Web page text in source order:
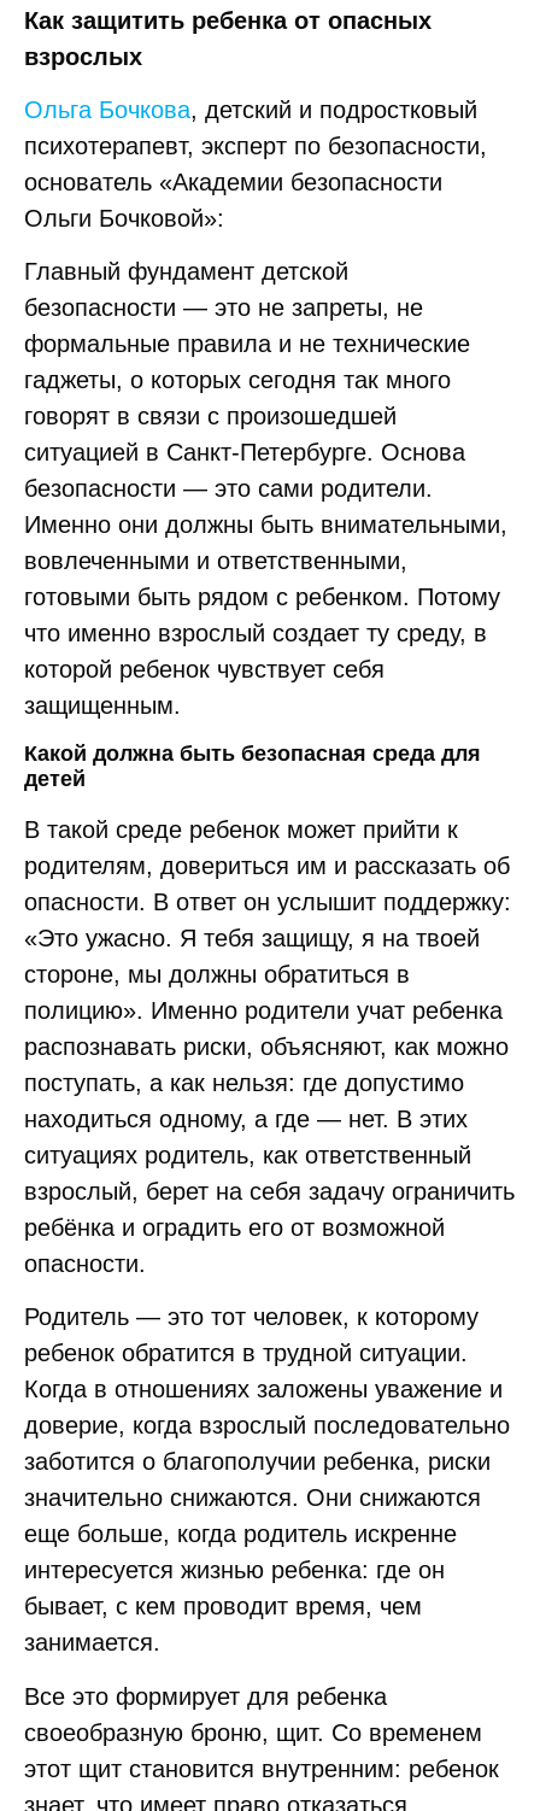
Как защитить ребенка от опасных
взрослых
Ольга Бочкова, детский и подростковый
психотерапевт, эксперт по безопасности,
основатель «Академии безопасности
Ольги Бочковой»:
Главный фундамент детской
безопасности — это не запреты, не
формальные правила и не технические
гаджеты, о которых сегодня так много
говорят в связи с произошедшей
ситуацией в Санкт‑Петербурге. Основа
безопасности — это сами родители.
Именно они должны быть внимательными,
вовлеченными и ответственными,
готовыми быть рядом с ребенком. Потому
что именно взрослый создает ту среду, в
которой ребенок чувствует себя
защищенным.
Какой должна быть безопасная среда для
детей
В такой среде ребенок может прийти к
родителям, довериться им и рассказать об
опасности. В ответ он услышит поддержку:
«Это ужасно. Я тебя защищу, я на твоей
стороне, мы должны обратиться в
полицию». Именно родители учат ребенка
распознавать риски, объясняют, как можно
поступать, а как нельзя: где допустимо
находиться одному, а где — нет. В этих
ситуациях родитель, как ответственный
взрослый, берет на себя задачу ограничить
ребёнка и оградить его от возможной
опасности.
Родитель — это тот человек, к которому
ребенок обратится в трудной ситуации.
Когда в отношениях заложены уважение и
доверие, когда взрослый последовательно
заботится о благополучии ребенка, риски
значительно снижаются. Они снижаются
еще больше, когда родитель искренне
интересуется жизнью ребенка: где он
бывает, с кем проводит время, чем
занимается.
Все это формирует для ребенка
своеобразную броню, щит. Со временем
этот щит становится внутренним: ребенок
знает, что имеет право отказаться,